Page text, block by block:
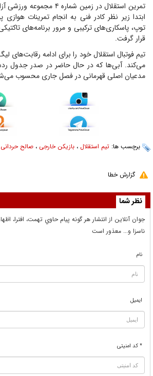
تمرین استقلال در زمین شماره
ابتدا زیر نظر کادر فنی به انجام تمرینات هوازی
توپ، پاسکاری‌های ترکیبی و مرور برنامه‌های
قرار گرفت.
تیم فوتبال استقلال خود را برای ادامه رقابت‌های
می‌کند. آبی‌ها که در حال حاضر در صدر جدول
مدعیان اصلی قهرمانی در فصل جاری محسوب
برچسب ها: تیم استقلال ، بازیکن خارجی ، صالح حردانی
گزارش خطا
نظر شما
جوان آنلاين از انتشار هر گونه پيام حاوي تهمت، افترا،
ناسزا و... معذور است
نام
ایمیل
* کد امنیتی